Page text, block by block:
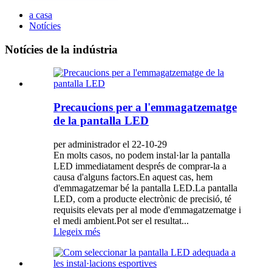
a casa
Notícies
Notícies de la indústria
Precaucions per a l'emmagatzematge
de la pantalla LED
per administrador el 22-10-29
En molts casos, no podem instal·lar la pantalla
LED immediatament després de comprar-la a
causa d'alguns factors.En aquest cas, hem
d'emmagatzemar bé la pantalla LED.La pantalla
LED, com a producte electrònic de precisió, té
requisits elevats per al mode d'emmagatzematge i
el medi ambient.Pot ser el resultat...
Llegeix més